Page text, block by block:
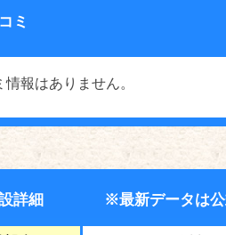
ミ
情報はありません。
設詳細 ※最新データは公